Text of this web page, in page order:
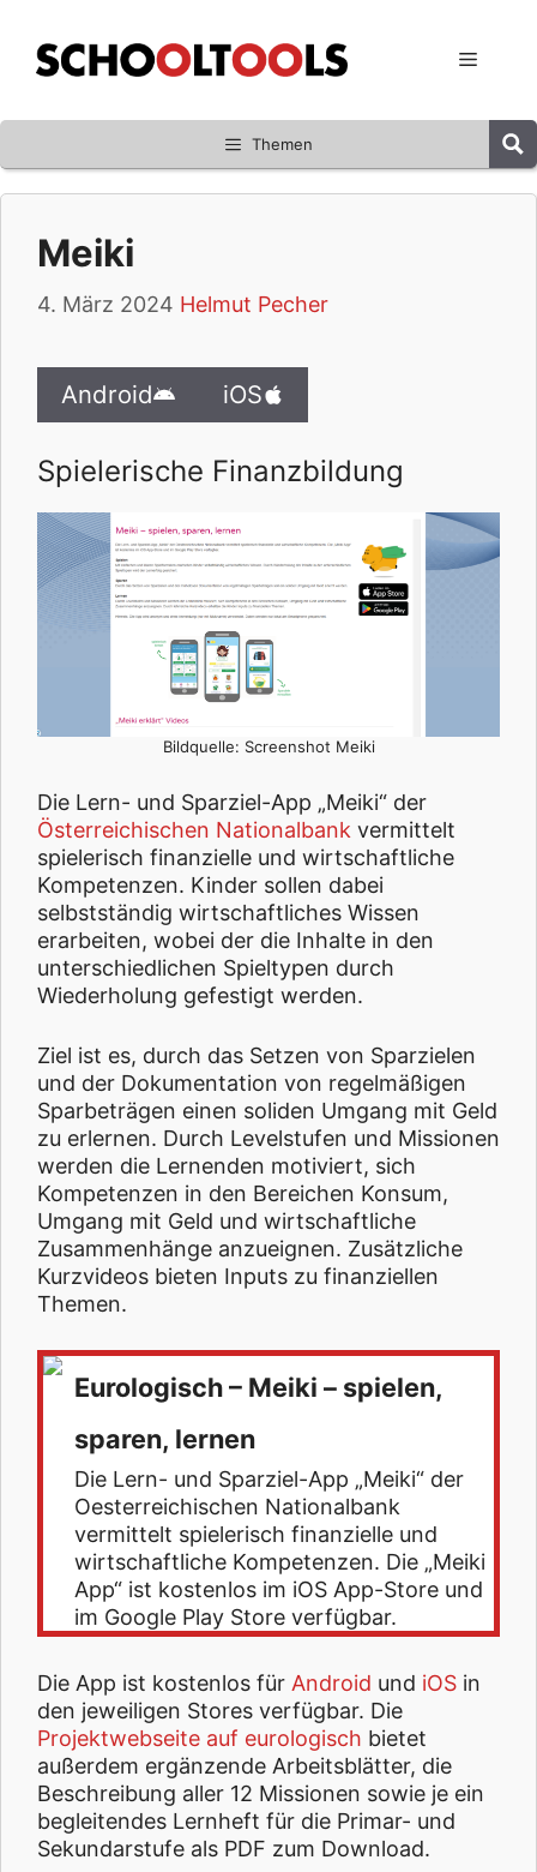
Inhalt
springen
Menü
Themen
Meiki
4. März 2024 Helmut Pecher
Android iOS
Spielerische Finanzbildung
Bildquelle: Screenshot Meiki
Die Lern- und Sparziel-App „Meiki“ der
Österreichischen Nationalbank vermittelt
spielerisch finanzielle und wirtschaftliche
Kompetenzen. Kinder sollen dabei
selbstständig wirtschaftliches Wissen
erarbeiten, wobei der die Inhalte in den
unterschiedlichen Spieltypen durch
Wiederholung gefestigt werden.
Ziel ist es, durch das Setzen von Sparzielen
und der Dokumentation von regelmäßigen
Sparbeträgen einen soliden Umgang mit Geld
zu erlernen. Durch Levelstufen und Missionen
werden die Lernenden motiviert, sich
Kompetenzen in den Bereichen Konsum,
Umgang mit Geld und wirtschaftliche
Zusammenhänge anzueignen. Zusätzliche
Kurzvideos bieten Inputs zu finanziellen
Themen.
Eurologisch – Meiki – spielen,
sparen, lernen
Die Lern- und Sparziel-App „Meiki“ der
Oesterreichischen Nationalbank
vermittelt spielerisch finanzielle und
wirtschaftliche Kompetenzen. Die „Meiki
App“ ist kostenlos im iOS App-Store und
im Google Play Store verfügbar.
Die App ist kostenlos für Android und iOS in
den jeweiligen Stores verfügbar. Die
Projektwebseite auf eurologisch bietet
außerdem ergänzende Arbeitsblätter, die
Beschreibung aller 12 Missionen sowie je ein
begleitendes Lernheft für die Primar- und
Sekundarstufe als PDF zum Download.